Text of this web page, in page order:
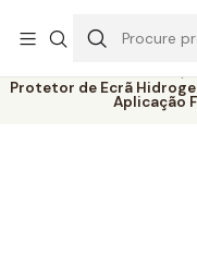
Início
Protetor de Ecrã Hidrogel
Aplicação